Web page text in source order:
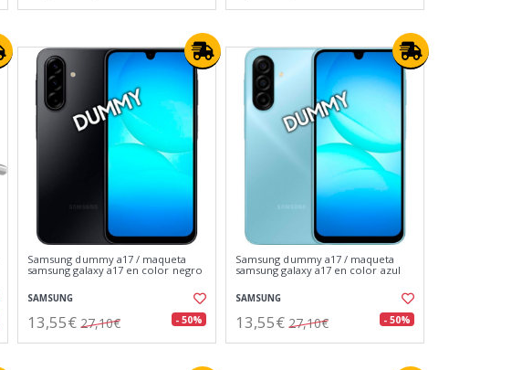
Samsung dummy a17 / maqueta
samsung galaxy a17 en color negro
SAMSUNG
13,55€ 27,10€ - 50%
Samsung dummy a17 / maqueta
samsung galaxy a17 en color azul
SAMSUNG
13,55€ 27,10€ - 50%